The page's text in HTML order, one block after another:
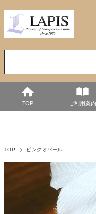
TOP ご利用案内
TOP ピンクオパール